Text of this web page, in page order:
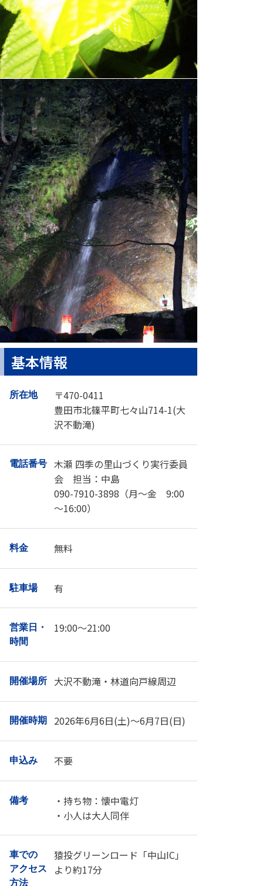
基本情報
所在地
〒470-0411
豊田市北篠平町七々山714-1(大
沢不動滝)
電話番号
木瀬 四季の里山づくり実行委員
会 担当：中島
090-7910-3898（月～金 9:00
～16:00）
料金 無料
駐車場 有
営業日・
時間
19:00～21:00
開催場所 大沢不動滝・林道向戸線周辺
開催時期 2026年6月6日(土)～6月7日(日)
申込み 不要
備考
・持ち物：懐中電灯
・小人は大人同伴
車での
アクセス
方法
猿投グリーンロード「中山IC」
より約17分